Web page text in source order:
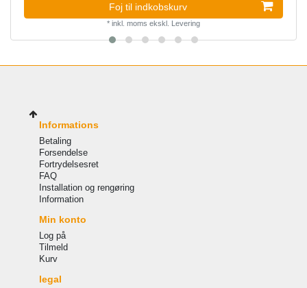
Foj til indkobskurv
* inkl. moms ekskl. Levering
Informations
Betaling
Forsendelse
Fortrydelsesret
FAQ
Installation og rengøring
Information
Min konto
Log på
Tilmeld
Kurv
legal